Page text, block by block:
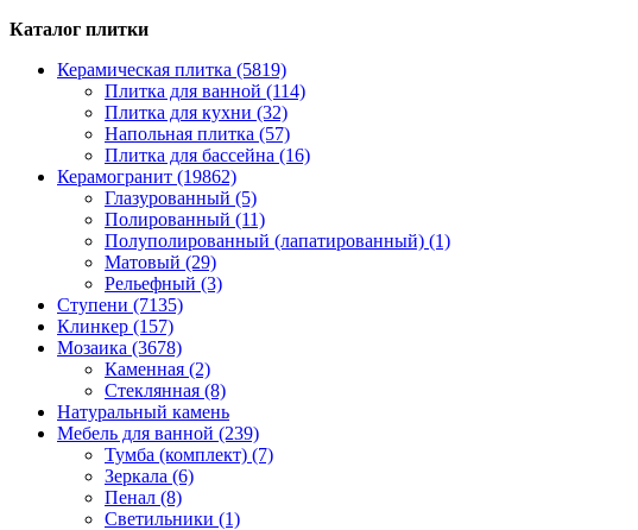
Каталог плитки
Керамическая плитка (5819)
Плитка для ванной (114)
Плитка для кухни (32)
Напольная плитка (57)
Плитка для бассейна (16)
Керамогранит (19862)
Глазурованный (5)
Полированный (11)
Полуполированный (лапатированный) (1)
Матовый (29)
Рельефный (3)
Ступени (7135)
Клинкер (157)
Мозаика (3678)
Каменная (2)
Стеклянная (8)
Натуральный камень
Мебель для ванной (239)
Тумба (комплект) (7)
Зеркала (6)
Пенал (8)
Светильники (1)